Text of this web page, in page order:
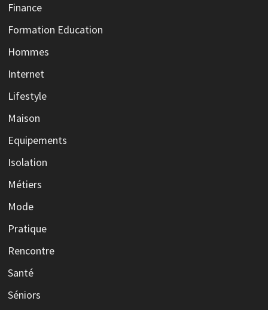
Finance
Formation Education
Hommes
Internet
Lifestyle
Maison
Equipements
Isolation
Métiers
Mode
Pratique
Rencontre
Santé
Séniors